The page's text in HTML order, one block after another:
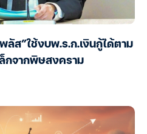
ลัส”ใช้งบพ.ร.ก.เงินกู้ได้ตาม
กจากพิษสงคราม